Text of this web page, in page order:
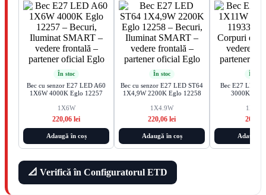
În stoc
Bec cu senzor E27 LED A60
1X6W 4000K Eglo 12257
1X6W
220,06 lei
Adaugă în coș
În stoc
Bec cu senzor E27 LED ST64
1X4,9W 2200K Eglo 12258
1X4.9W
220,06 lei
Adaugă în coș
În stoc
Bec E27 LED
3000K Eglo
20,00
Adaugă
📐 Verifică în Configuratorul ETD